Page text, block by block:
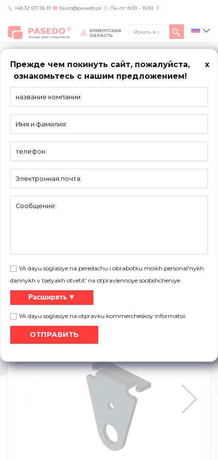
+48 32 671 55 13 biuro@pasedo.pl Пн-пт: 8:00 - 16:00
КЛИЕНТСКАЯ
ОБЛАСТЬ
Прежде чем покинуть сайт, пожалуйста,
ознакомьтесь с нашим предложением!
x
YA dayu soglasiye na peredachu i obrabotku moikh personal'nykh
dannykh v tselyakh otvetit' na otpravlennoye soobshcheniye
Расширять ▼
YA dayu soglasiye na otpravku kommercheskoy informatsii
Home/Продукты/Тросы, втулки, ушка
систем UNI-X и RSN — 60303SN
ТРОСЫ,
Наперсток в пружинах растяжения
систем UNI-X и RSN — 60303SN
Maтериал:
Единица:
штука
Торговое
Листовка:
Распечатать каталог товаров